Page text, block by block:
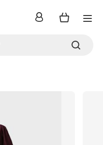
inloggen